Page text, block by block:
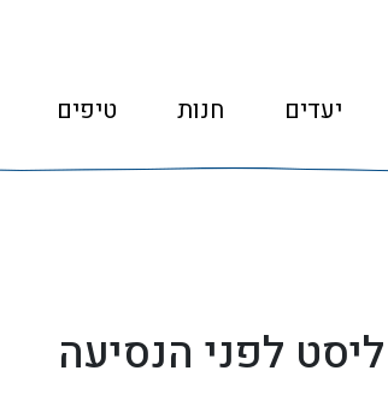
יעדים חנות טיפים
לפני הנסיעה